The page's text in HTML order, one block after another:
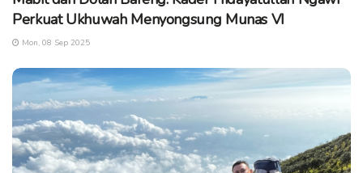
Perkuat Ukhuwah Menyongsung Munas VI
Mon, 08 Sep 2025